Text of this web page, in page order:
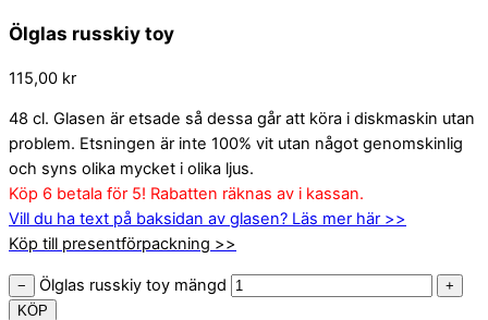
Ölglas russkiy toy
115,00 kr
48 cl. Glasen är etsade så dessa går att köra i diskmaskin utan
problem. Etsningen är inte 100% vit utan något genomskinlig
och syns olika mycket i olika ljus.
Köp 6 betala för 5! Rabatten räknas av i kassan.
Vill du ha text på baksidan av glasen? Läs mer här >>
Köp till presentförpackning >>
− Ölglas russkiy toy mängd
+
KÖP